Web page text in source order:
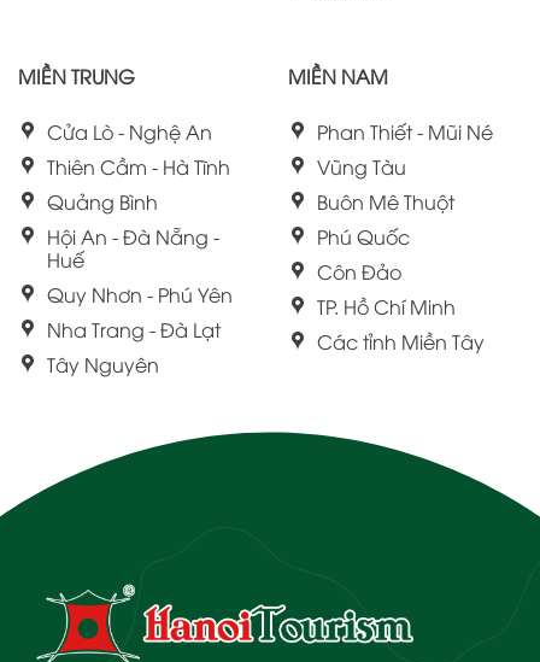
MIỀN TRUNG
Cửa Lò - Nghệ An
Thiên Cầm - Hà Tĩnh
Quảng Bình
Hội An - Đà Nẵng -
Huế
Quy Nhơn - Phú Yên
Nha Trang - Đà Lạt
Tây Nguyên
MIỀN NAM
Phan Thiết - Mũi Né
Vũng Tàu
Buôn Mê Thuột
Phú Quốc
Côn Đảo
TP. Hồ Chí Minh
Các tỉnh Miền Tây